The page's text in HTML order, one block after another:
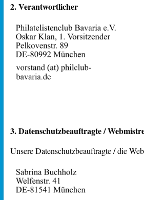
2. Verantwortlicher
3. Datenschutzbeauftragte /
Unsere Datenschutzbeauftragte / die